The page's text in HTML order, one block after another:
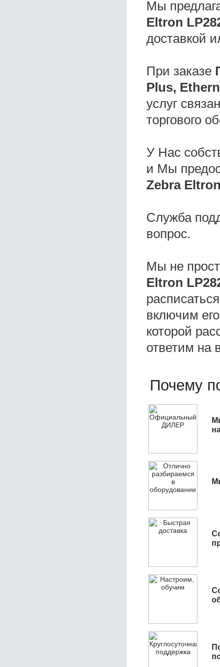
Мы
Eltron
доставкой
При заказе
Plus,
услуг
торгового
У Нас
и Мы
Zebra
Служба
вопрос.
Мы не
Eltron
включим
которой
ответим на
Почему